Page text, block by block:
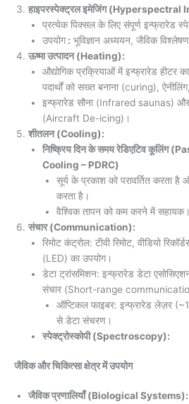
हाइपरस्पेक्ट्रल इमेजिंग (Hyperspectral
प्रत्येक पिक्सल के लिए संपूर्ण इन्फ्रारेड
उपयोग: भूविज्ञान अध्ययन, जैविक
ऊष्मा उत्पादन (Heating):
औद्योगिक प्रक्रियाओं में इन्फ्रारेड हीटर
पदार्थों को सख्त बनाना (curing),
इन्फ्रारेड सौना (Infrared saunas) और
(Aircraft De-icing)।
शीतलन (Cooling):
निष्क्रिय दिन के समय रेडिएटिव कूलिंग
Cooling – PDRC)
सूर्य के प्रकाश को परावर्तित करता है
करता है।
वैश्विक तापन को कम करने में सहायक।
संचार (Communication):
रिमोट कंट्रोल: टीवी रिमोट, वीडियो
(LED) का उपयोग।
डेटा ट्रांसमिशन: इन्फ्रारेड डेटा
संचार (Short-range
ऑप्टिकल फाइबर: इन्फ्रारेड लेज़र
से डेटा संचरण।
स्पेक्ट्रोस्कोपी (Spectroscopy):
जैविक और चिकित्सा क्षेत्र में उपयोग
जैविक प्रणालियाँ (Biological Systems):